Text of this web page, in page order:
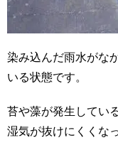
染み込んだ雨水がな
いる状態です。
苔や藻が発生してい
湿気が抜けにくくな